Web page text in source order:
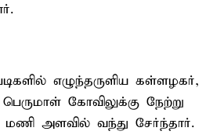
எழுந்தருளிய கள்ளழகர்,
கோவிலுக்கு நேற்று
மணி அளவில் வந்து சேர்ந்தார்.